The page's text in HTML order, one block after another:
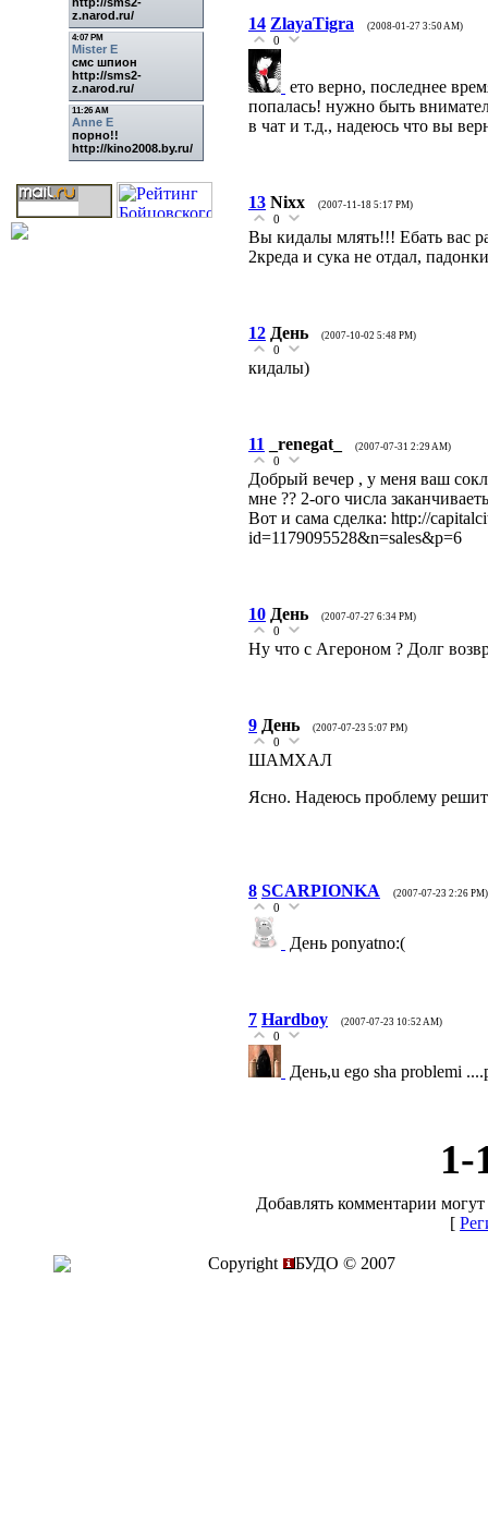
14 ZlayaTigra (2008-01-27 3:50 AM)
0
ето верно, последнее
попалась! нужно быть
в чат и т.д., надеюсь что вы
13 Nixx (2007-11-18 5:17 PM)
0
Вы кидалы млять!!! Ебать вас
2креда и сука не отдал,
12 День (2007-10-02 5:48 PM)
0
кидалы)
11 _renegat_ (2007-07-31 2:29 AM)
0
Добрый вечер , у меня ваш
мне ?? 2-ого числа
Вот и сама сделка: http://
id=1179095528&n=sales&p=6
10 День (2007-07-27 6:34 PM)
0
Ну что с Агероном ? Долг
9 День (2007-07-23 5:07 PM)
0
ШАМХАЛ
Ясно. Надеюсь проблему
8 SCARPIONKA (2007-07-23 2:26 PM)
0
День ponyatno:(
7 Hardboy (2007-07-23 10:52 AM)
0
День,u ego sha problemi
1-
Добавлять комментарии
[
Copyright БУДО © 2007